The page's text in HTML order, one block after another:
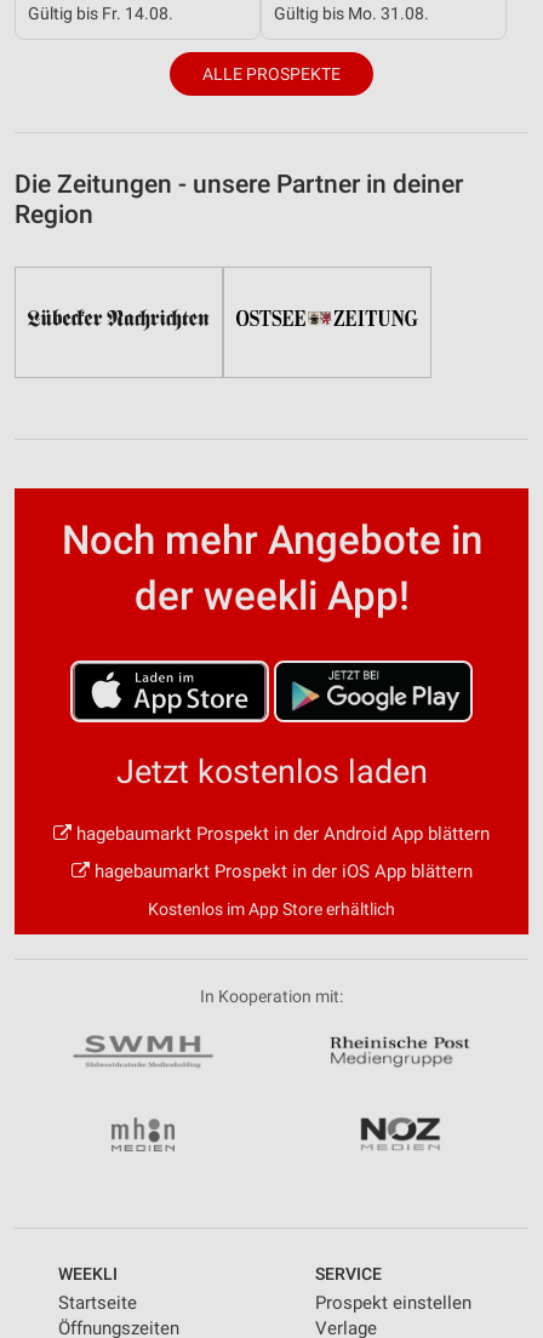
Gültig bis Fr. 14.08. Gültig bis Mo. 31.08.
ALLE PROSPEKTE
Die Zeitungen - unsere Partner in deiner
Region
Noch mehr Angebote in
der weekli App!
Jetzt kostenlos laden
hagebaumarkt Prospekt in der Android App blättern
hagebaumarkt Prospekt in der iOS App blättern
Kostenlos im App Store erhältlich
In Kooperation mit:
WEEKLI
Startseite
Öffnungszeiten
SERVICE
Prospekt einstellen
Verlage